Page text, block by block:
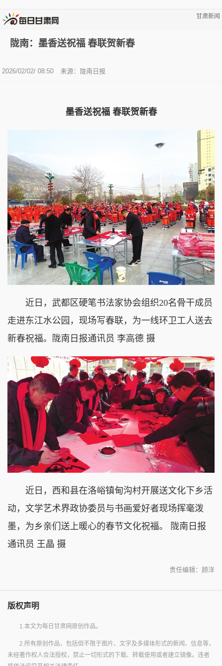
甘肃新闻
陇南：墨香送祝福 春联贺新春
2026/02/02/ 08:50 来源：陇南日报
墨香送祝福 春联贺新春
近日，武都区硬笔书法家协会组织20名骨干成员
走进东江水公园，现场写春联，为一线环卫工人送去
新春祝福。陇南日报通讯员 李高德 摄
近日，西和县在洛峪镇甸沟村开展送文化下乡活
动，文学艺术界政协委员与书画爱好者现场挥毫泼
墨，为乡亲们送上暖心的春节文化祝福。 陇南日报
通讯员 王晶 摄
责任编辑：顾洋
版权声明
1.本文为每日甘肃网原创作品。
2.所有原创作品，包括但不限于图片、文字及多媒体形式的新闻、信息等，
未经著作权人合法授权，禁止一切形式的下载、转载使用或者建立镜像。违者